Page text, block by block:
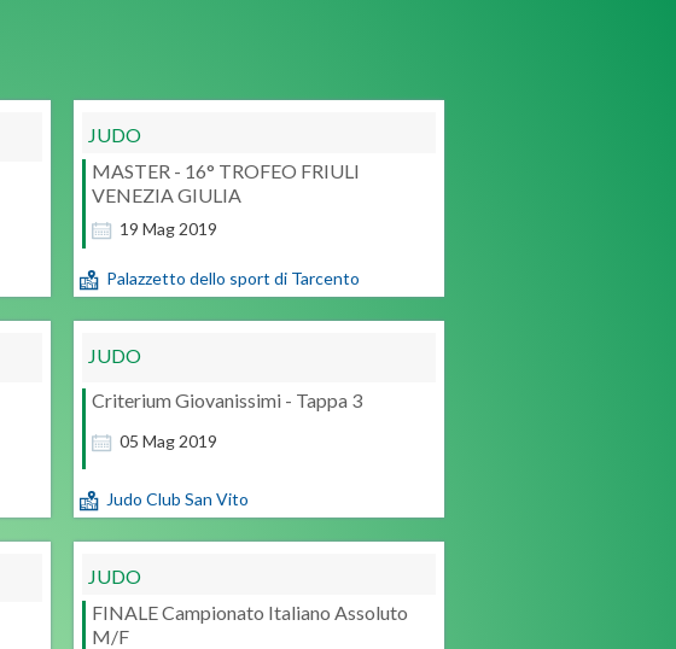
JUDO
19 Mag 2019
MASTER - 16° TROFEO FRIULI
VENEZIA GIULIA
Palazzetto dello sport di Tarcento
JUDO
05 Mag 2019
Criterium Giovanissimi - Tappa 3
Judo Club San Vito
JUDO
FINALE Campionato Italiano Assoluto
M/F